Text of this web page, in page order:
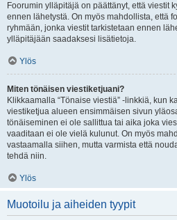
Foorumin ylläpitäjä on päättänyt, että viestit
ennen lähetystä. On myös mahdollista, että
ryhmään, jonka viestit tarkistetaan ennen
ylläpitäjään saadaksesi lisätietoja.
Ylös
Miten tönäisen viestiketjuani?
Klikkaamalla “Tönaise viestiä” -linkkiä, kun
viestiketjua alueen ensimmäisen sivun
tönäiseminen ei ole sallittua tai aika joka
vaaditaan ei ole vielä kulunut. On myös
vastaamalla siihen, mutta varmista että
tehdä niin.
Ylös
Muotoilu ja aiheiden tyypit